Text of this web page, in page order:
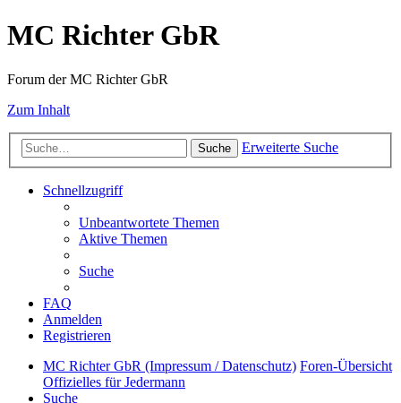
MC Richter GbR
Forum der MC Richter GbR
Zum Inhalt
Suche Erweiterte Suche
Schnellzugriff
Unbeantwortete Themen
Aktive Themen
Suche
FAQ
Anmelden
Registrieren
MC Richter GbR (Impressum / Datenschutz) Foren-Übersicht
Offizielles für Jedermann
Suche